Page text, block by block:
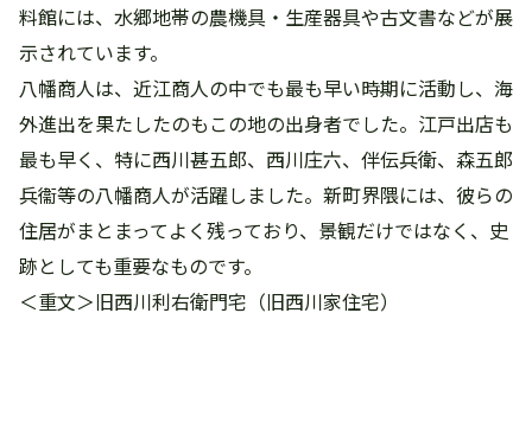
料館には、水郷地帯の農機具・生産器具や古文書などが展
示されています。
八幡商人は、近江商人の中でも最も早い時期に活動し、海
外進出を果たしたのもこの地の出身者でした。江戸出店も
最も早く、特に西川甚五郎、西川庄六、伴伝兵衛、森五郎
兵衞等の八幡商人が活躍しました。新町界隈には、彼らの
住居がまとまってよく残っており、景観だけではなく、史
跡としても重要なものです。
＜重文＞旧西川利右衛門宅（旧西川家住宅）